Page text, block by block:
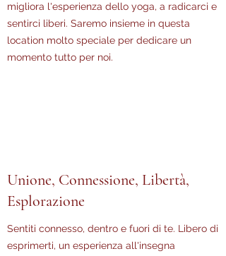
migliora l'esperienza dello yoga, a radicarci e
sentirci liberi. Saremo insieme in questa
location molto speciale per dedicare un
momento tutto per noi.
Unione, Connessione, Libertà,
Esplorazione
Sentiti connesso, dentro e fuori di te. Libero di
esprimerti, un esperienza all'insegna